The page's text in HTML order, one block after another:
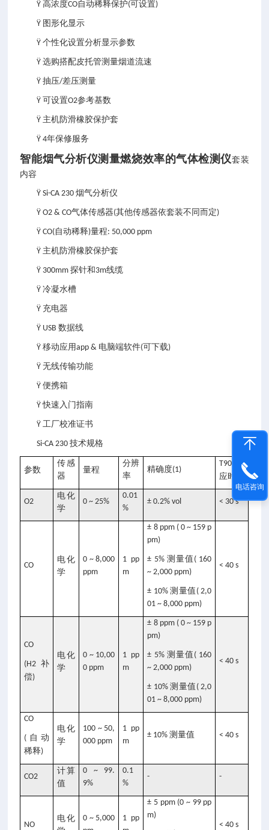
Ÿ 高浓度CO自动稀释保护(可设置)
Ÿ 图形化显示
Ÿ个性化设置分析显示参数
Ÿ选购搭配皮托管测量烟道流速
Ÿ抽压/差压测量
Ÿ 可设置O2参考基数
Ÿ主机防滑橡胶保护套
Ÿ 4年保修服务
智能烟气分析仪测量燃烧效率的气体检测仪套装
内容
Ÿ Si-CA 230烟气分析仪
Ÿ O2 & CO气体传感器(其他传感器依套装不同而定)
Ÿ CO(自动稀释)量程: 50,000 ppm
Ÿ主机防滑橡胶保护套
Ÿ 300mm探针和 3m线缆
Ÿ冷凝水槽
Ÿ 充电器
Ÿ USB数据线
Ÿ移动应用app & 电脑端软件(可下载)
Ÿ无线传输功能
Ÿ便携箱
Ÿ快速入门指南
Ÿ工厂校准证书
Si-CA 230技术规格
参数
传感
器
量程
分辨
率
精确度(1)
T90
响
应时间
O2
电化
学
0 ~ 25%
0.01
%
± 0.2% vol < 30 s
CO
电化
学
0 ~ 8,000
ppm
1 pp
m
± 8 ppm ( 0 ~ 159 p
pm)
± 5% 测量值 ( 160
~ 2,000 ppm)
± 10%测量值 ( 2,0
01 ~ 8,000 ppm)
< 40 s
CO
(H2 补
偿)
电化
学
0 ~ 10,00
0 ppm
1 pp
m
± 8 ppm ( 0 ~ 159 p
pm)
± 5% 测量值 ( 160
~ 2,000 ppm)
± 10%测量值 ( 2,0
01 ~ 8,000 ppm)
< 40 s
CO
( 自动
稀释)
电化
学
100 ~ 50,
000 ppm
1 pp
m
± 10%测量值 < 40 s
CO2
计算
值
0 ~ 99.
9%
0.1
%
- -
NO
电化
0 ~ 5,000
1 pp
± 5 ppm (0 ~ 99 pp
m)
< 40 s
电话咨询